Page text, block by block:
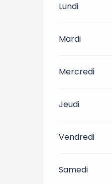
Lundi
Mardi
Mercredi
Jeudi
Vendredi
Samedi